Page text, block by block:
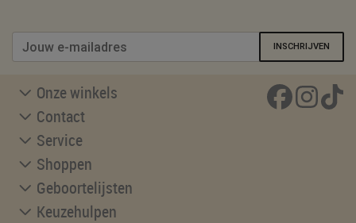
INSCHRIJVEN
Onze winkels
Contact
Service
Shoppen
Geboortelijsten
Keuzehulpen